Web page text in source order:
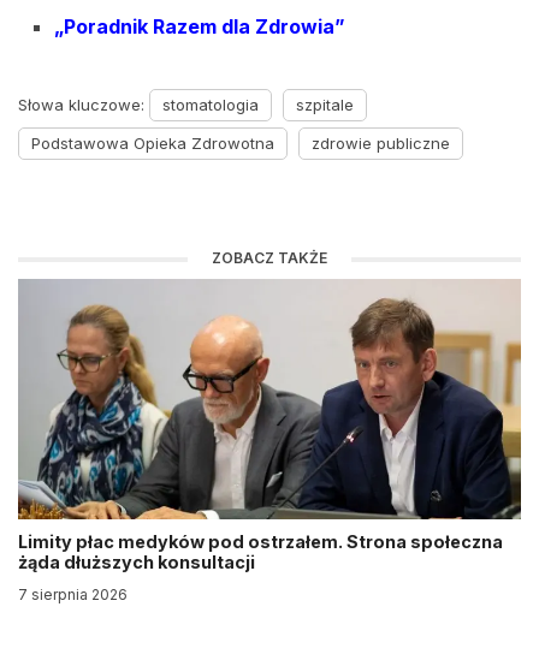
„Poradnik Razem dla Zdrowia”
Słowa kluczowe: stomatologia
szpitale
Podstawowa Opieka Zdrowotna
zdrowie publiczne
ZOBACZ TAKŻE
Limity płac medyków pod ostrzałem. Strona społeczna
żąda dłuższych konsultacji
7 sierpnia 2026